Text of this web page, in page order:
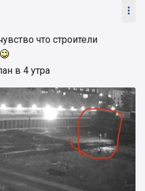

что строители
в 4 утра